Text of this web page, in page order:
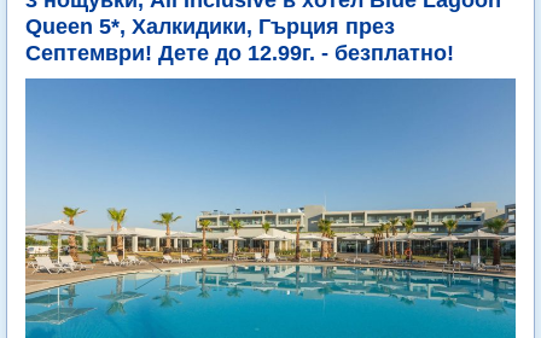
Queen 5*, Халкидики, Гърция през
Септември! Дете до 12.99г. - безплатно!